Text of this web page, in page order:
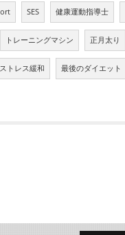
SES 健康運動指導士
トレーニングマシン 正月太り
ストレス緩和 最後のダイエット